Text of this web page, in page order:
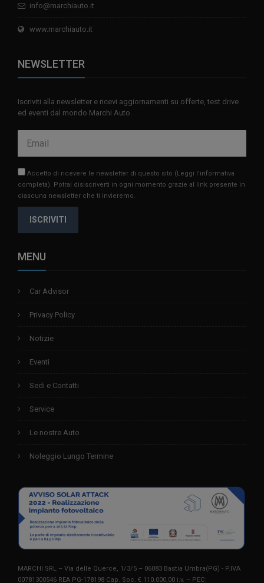
info@marchiauto.it
www.marchiauto.it
NEWSLETTER
Iscriviti alla newsletter e ricevi aggiornamenti su offerte, test drive
ed eventi dal mondo Marchi Auto.
Accetto di ricevere le newsletter di questo sito (Leggi l'informativa
completa). Potrai disiscriverti in ogni momento grazie al link presente in
ciascuna newsletter che ti invieremo.
ISCRIVITI
MENU
Car Advisor
Privacy Policy
Notizie
Eventi
Sedi e Contatti
Service
Le nostre Auto
Noleggio Lungo Termine
MARCHI SRL – Via delle Querce, 1/3/5 – 06083 Bastia Umbra(PG) - P.IVA
00781300546 REA PG-178198 Cap. Soc. € 110.000,00 i.v. – PEC: